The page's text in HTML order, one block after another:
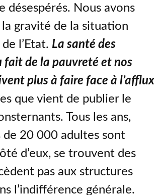
désespérés. Nous avons
gravité de la situation
l’Etat. La santé des
fait de la pauvreté et nos
plus à faire face à l’afflux
que vient de publier le
Tous les ans,
20 000 adultes sont
d’eux, se trouvent des
pas aux structures
l’indifférence générale.